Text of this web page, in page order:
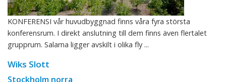
KONFERENSI vår huvudbyggnad finns våra fyra största
konferensrum. I direkt anslutning till dem finns även flertalet
grupprum. Salarna ligger avskilt i olika fly ...
Wiks Slott
Stockholm norra